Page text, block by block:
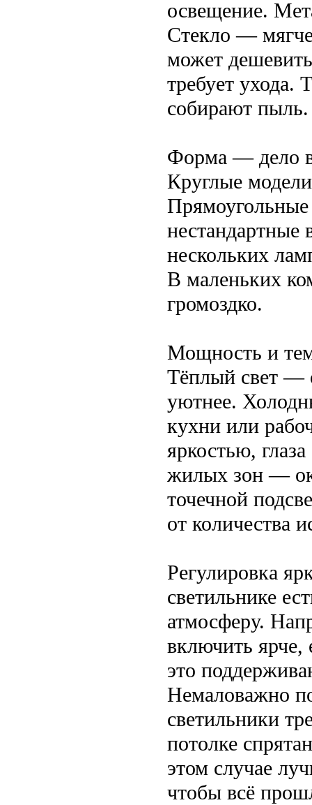
освещение.
Стекло —
может
требует ухода.
собирают пыль.
Форма — дело
Круглые
нестандартные
нескольких
В маленьких
громоздко.
Мощность и
Тёплый свет —
уютнее.
кухни или
яркостью,
жилых зон —
точечной
от количества
Регулировка
светильнике
атмосферу.
включить ярче,
это
Немаловажно
светильники
потолке
этом случае
чтобы всё